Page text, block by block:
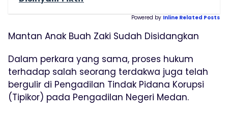
Powered by Inline Related Posts
Mantan Anak Buah Zaki Sudah Disidangkan
Dalam perkara yang sama, proses hukum
terhadap salah seorang terdakwa juga telah
bergulir di Pengadilan Tindak Pidana Korupsi
(Tipikor) pada Pengadilan Negeri Medan.